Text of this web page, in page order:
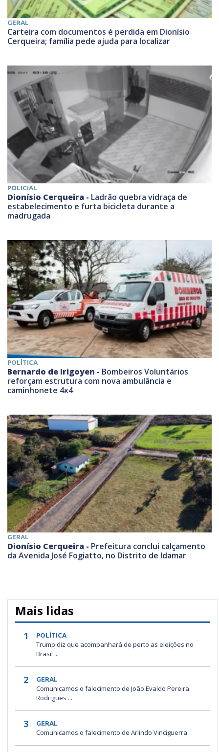
GERAL
Carteira com documentos é perdida em Dionísio
Cerqueira; família pede ajuda para localizar
POLICIAL
Dionísio Cerqueira - Ladrão quebra vidraça de
estabelecimento e furta bicicleta durante a
madrugada
POLÍTICA
Bernardo de Irigoyen - Bombeiros Voluntários
reforçam estrutura com nova ambulância e
caminhonete 4x4
GERAL
Dionísio Cerqueira - Prefeitura conclui calçamento
da Avenida José Fogiatto, no Distrito de Idamar
Mais lidas
1 POLÍTICA
Trump diz que acompanhará de perto as eleições no
Brasil ...
2 GERAL
Comunicamos o falecimento de João Evaldo Pereira
Rodrigues ...
3 GERAL
Comunicamos o falecimento de Arlindo Vinciguerra